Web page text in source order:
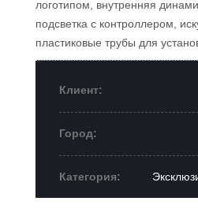
логотипом, внутренняя
подсветка с контроллером,
пластиковые трубы для
Клиент:
Город:
Категория: